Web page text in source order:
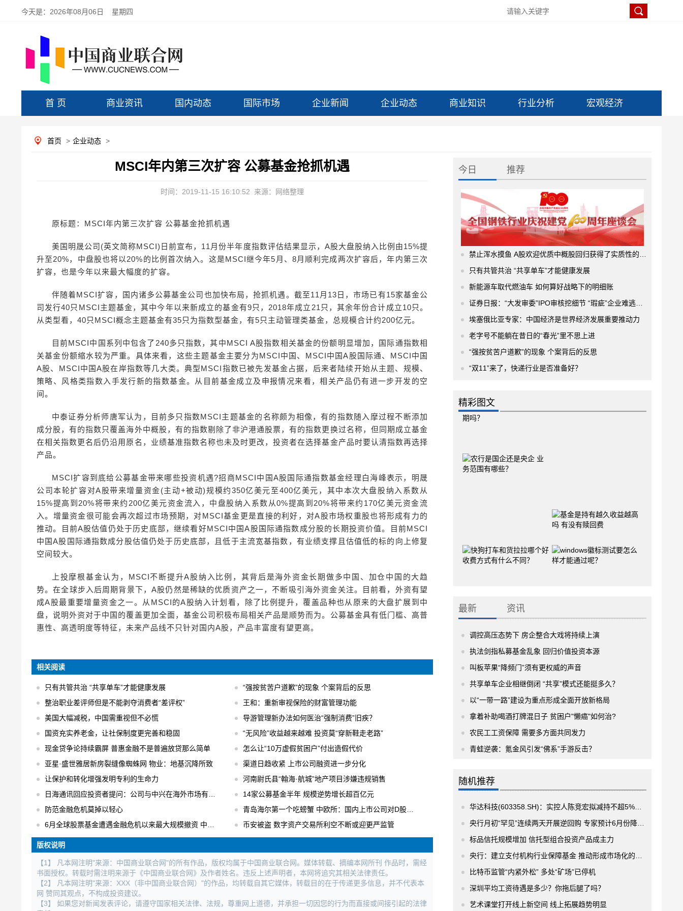
今天是： 2026年08月06日 星期四
首 页 商业资讯 国内动态 国际市场 企业新闻 企业动态 商业知识 行业分析 宏观经济
首页 > 企业动态 >
MSCI年内第三次扩容 公募基金抢抓机遇
时间：2019-11-15 16:10:52 来源：网络整理
原标题：MSCI年内第三次扩容 公募基金抢抓机遇
美国明晟公司(英文简称MSCI)日前宣布，11月份半年度指数评估结果显示，A股大盘股纳入比例由15%提
升至20%，中盘股也将以20%的比例首次纳入。这是MSCI继今年5月、8月顺利完成两次扩容后，年内第三次
扩容，也是今年以来最大幅度的扩容。
伴随着MSCI扩容，国内诸多公募基金公司也加快布局，抢抓机遇。截至11月13日，市场已有15家基金公
司发行40只MSCI主题基金，其中今年以来新成立的基金有9只，2018年成立21只，其余年份合计成立10只。
从类型看，40只MSCI概念主题基金有35只为指数型基金，有5只主动管理类基金，总规模合计约200亿元。
目前MSCI中国系列中包含了240多只指数，其中MSCI A股指数相关基金的份额明显增加，国际通指数相
关基金份额缩水较为严重。具体来看，这些主题基金主要分为MSCI中国、MSCI中国A股国际通、MSCI中国
A股、MSCI中国A股在岸指数等几大类。典型MSCI指数已被先发基金占据，后来者陆续开始从主题、规模、
策略、风格类指数入手发行新的指数基金。从目前基金成立及申报情况来看，相关产品仍有进一步开发的空
间。
中泰证券分析师唐军认为，目前多只指数MSCI主题基金的名称颇为相像，有的指数随入摩过程不断添加
成分股，有的指数只覆盖海外中概股，有的指数剔除了非沪港通股票，有的指数更换过名称，但同期成立基金
在相关指数更名后仍沿用原名，业绩基准指数名称也未及时更改，投资者在选择基金产品时要认清指数再选择
产品。
MSCI扩容到底给公募基金带来哪些投资机遇?招商MSCI中国A股国际通指数基金经理白海峰表示，明晟
公司本轮扩容对A股带来增量资金(主动+被动)规模约350亿美元至400亿美元，其中本次大盘股纳入系数从
15%提高到20%将带来约200亿美元资金流入，中盘股纳入系数从0%提高到20%将带来约170亿美元资金流
入。增量资金很可能会再次超过市场预期，对MSCI基金更是直接的利好，对A股市场权重股也将形成有力的
推动。目前A股估值仍处于历史底部，继续看好MSCI中国A股国际通指数成分股的长期投资价值。目前MSCI
中国A股国际通指数成分股估值仍处于历史底部，且低于主流宽基指数，有业绩支撑且估值低的标的向上修复
空间较大。
上投摩根基金认为，MSCI不断提升A股纳入比例，其背后是海外资金长期做多中国、加仓中国的大趋
势。在全球步入后周期背景下，A股仍然是稀缺的优质资产之一，不断吸引海外资金关注。目前看，外资有望
成A股最重要增量资金之一。从MSCI的A股纳入计划看，除了比例提升，覆盖品种也从原来的大盘扩展到中
盘，说明外资对于中国的覆盖更加全面，基金公司积极布局相关产品是顺势而为。公募基金具有低门槛、高普
惠性、高透明度等特征，未来产品线不只针对国内A股，产品丰富度有望更高。
相关阅读
只有共管共治 “共享单车”才能健康发展
“强按贫苦户道歉”的现象 个案背后的反思
整治职业差评师但是不能剥夺消费者“差评权”
王和：重新审视保险的财富管理功能
美国大幅减税，中国需重视但不必慌
导游管理新办法如何医治“强制消费”旧疾？
国资充实养老金，让社保制度更完善和稳固
“无风险”收益越来越难 投资莫“穿新鞋走老路”
现金贷争论持续霸屏 普惠金融不是普遍放贷那么简单
怎么让“10万虚假贫困户”付出造假代价
亚星·盛世雅居新房裂缝像蜘蛛网 物业：地基沉降所致
渠道日趋收紧 上市公司融资进一步分化
让保护和转化增强发明专利的生命力
河南尉氏县“翰海·航城”地产项目涉嫌违规销售
日海通讯回应投资者提问：公司与中兴在海外市场有合作
14家公募基金半年 规模逆势增长超百亿元
防范金融危机莫掉以轻心
青岛海尔第一个吃螃蟹 中欧所：国内上市公司对D股关注度逐步升温
6月全球股票基金遭遇金融危机以来最大规模撤资 中国不减反增
币安被盗 数字资产交易所利空不断或迎更严监管
版权说明
【1】 凡本网注明"来源：中国商业联合网"的所有作品，版权均属于中国商业联合网。媒体转载、摘编本网所刊 作品时，需经
书面授权。转载时需注明来源于《中国商业联合网》及作者姓名。违反上述声明者，本网将追究其相关法律责任。
【2】 凡本网注明"来源：XXX（非中国商业联合网）"的作品，均转载自其它媒体，转载目的在于传递更多信息，并不代表本
网 赞同其观点，不构成投资建议。
【3】 如果您对新闻发表评论，请遵守国家相关法律、法规，尊重网上道德，并承担一切因您的行为而直接或间接引起的法律
今日 推荐
禁止浑水摸鱼 A股欢迎优质中概股回归获得了实质性的进展
只有共管共治 “共享单车”才能健康发展
新能源车取代燃油车 如何算好战略下的明细账
证券日报：“大发审委”IPO审核挖细节 “瑕疵”企业难逃法眼
埃塞俄比亚专家：中国经济是世界经济发展重要推动力
老字号不能躺在昔日的“春光”里不思上进
“强按贫苦户道歉”的现象 个案背后的反思
“双11”来了，快递行业是否准备好？
精彩图文
最新 资讯
调控高压态势下 房企整合大戏将持续上演
执法剑指私募基金乱象 回归价值投资本源
叫板苹果“降频门”须有更权威的声音
共享单车企业相继倒闭 “共享”模式还能挺多久？
以“一带一路”建设为重点形成全面开放新格局
拿着补助喝酒打牌混日子 贫困户"懒癌"如何治?
农民工工资保障 需要多方面共同发力
青蛙逆袭：氪金风引发“佛系”手游反击？
随机推荐
华达科技(603358.SH)：实控人陈竞宏拟减持不超5%的股份 按市场价格确定
央行月初“罕见”连续两天开展逆回购 专家预计6月份降准可能性增大
标品信托规模增加 信托型组合投资产品成主力
央行：建立支付机构行业保障基金 推动形成市场化的风险防范和化解机制
比特币监管“内紧外松” 多处“矿场”已停机
深圳平均工资待遇是多少？你拖后腿了吗？
艺术课堂打开线上新空间 线上拓展趋势明显